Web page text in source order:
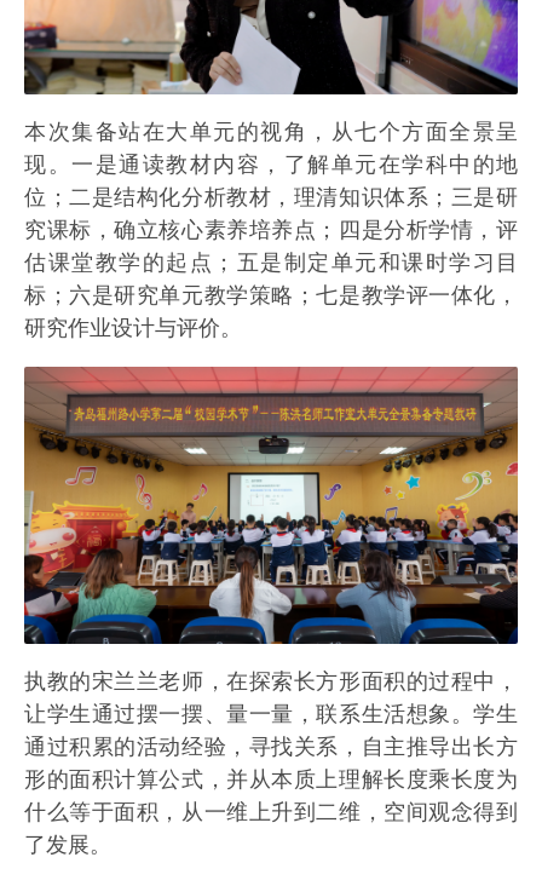
本次集备站在大单元的视角，从七个方面全景呈
现。一是通读教材内容，了解单元在学科中的地
位；二是结构化分析教材，理清知识体系；三是研
究课标，确立核心素养培养点；四是分析学情，评
估课堂教学的起点；五是制定单元和课时学习目
标；六是研究单元教学策略；七是教学评一体化，
研究作业设计与评价。
执教的宋兰兰老师，在探索长方形面积的过程中，
让学生通过摆一摆、量一量，联系生活想象。学生
通过积累的活动经验，寻找关系，自主推导出长方
形的面积计算公式，并从本质上理解长度乘长度为
什么等于面积，从一维上升到二维，空间观念得到
了发展。